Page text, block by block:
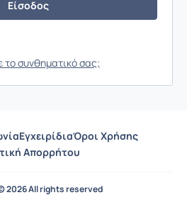
το συνθηματικό σας;
ΕγχειρίδιαΌροι Χρήσης
Απορρήτου
2026 All rights reserved